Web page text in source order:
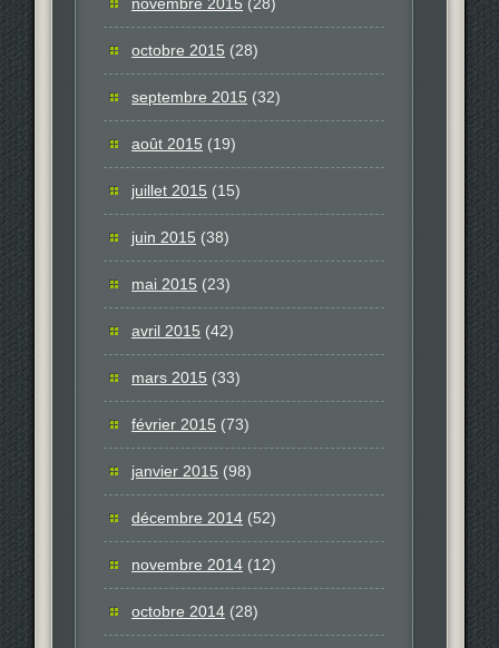
novembre 2015 (28)
octobre 2015 (28)
septembre 2015 (32)
août 2015 (19)
juillet 2015 (15)
juin 2015 (38)
mai 2015 (23)
avril 2015 (42)
mars 2015 (33)
février 2015 (73)
janvier 2015 (98)
décembre 2014 (52)
novembre 2014 (12)
octobre 2014 (28)